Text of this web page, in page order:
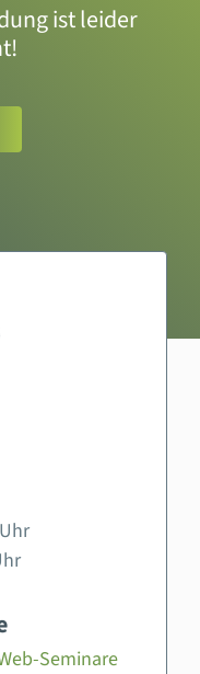
ist leider
Seminare